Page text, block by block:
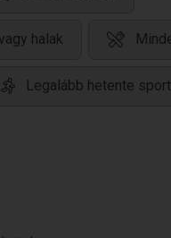
halak
Legalább hetente